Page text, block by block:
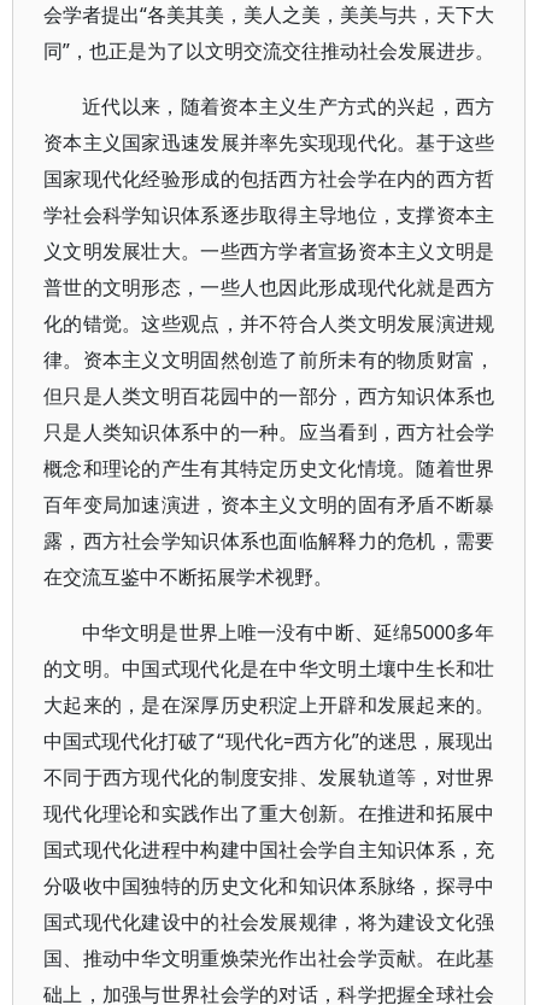
会学者提出“各美其美，美人之美，美美与共，天下大
同”，也正是为了以文明交流交往推动社会发展进步。
近代以来，随着资本主义生产方式的兴起，西方
资本主义国家迅速发展并率先实现现代化。基于这些
国家现代化经验形成的包括西方社会学在内的西方哲
学社会科学知识体系逐步取得主导地位，支撑资本主
义文明发展壮大。一些西方学者宣扬资本主义文明是
普世的文明形态，一些人也因此形成现代化就是西方
化的错觉。这些观点，并不符合人类文明发展演进规
律。资本主义文明固然创造了前所未有的物质财富，
但只是人类文明百花园中的一部分，西方知识体系也
只是人类知识体系中的一种。应当看到，西方社会学
概念和理论的产生有其特定历史文化情境。随着世界
百年变局加速演进，资本主义文明的固有矛盾不断暴
露，西方社会学知识体系也面临解释力的危机，需要
在交流互鉴中不断拓展学术视野。
中华文明是世界上唯一没有中断、延绵5000多年
的文明。中国式现代化是在中华文明土壤中生长和壮
大起来的，是在深厚历史积淀上开辟和发展起来的。
中国式现代化打破了“现代化=西方化”的迷思，展现出
不同于西方现代化的制度安排、发展轨道等，对世界
现代化理论和实践作出了重大创新。在推进和拓展中
国式现代化进程中构建中国社会学自主知识体系，充
分吸收中国独特的历史文化和知识体系脉络，探寻中
国式现代化建设中的社会发展规律，将为建设文化强
国、推动中华文明重焕荣光作出社会学贡献。在此基
础上，加强与世界社会学的对话，科学把握全球社会